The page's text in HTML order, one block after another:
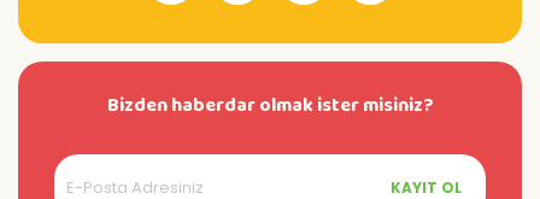
Bizden haberdar olmak ister misiniz?
KAYIT OL